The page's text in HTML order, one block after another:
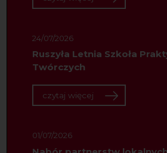
24/07/2026
Ruszyła Letnia Szkoła
Twórczych
czytaj więcej
01/07/2026